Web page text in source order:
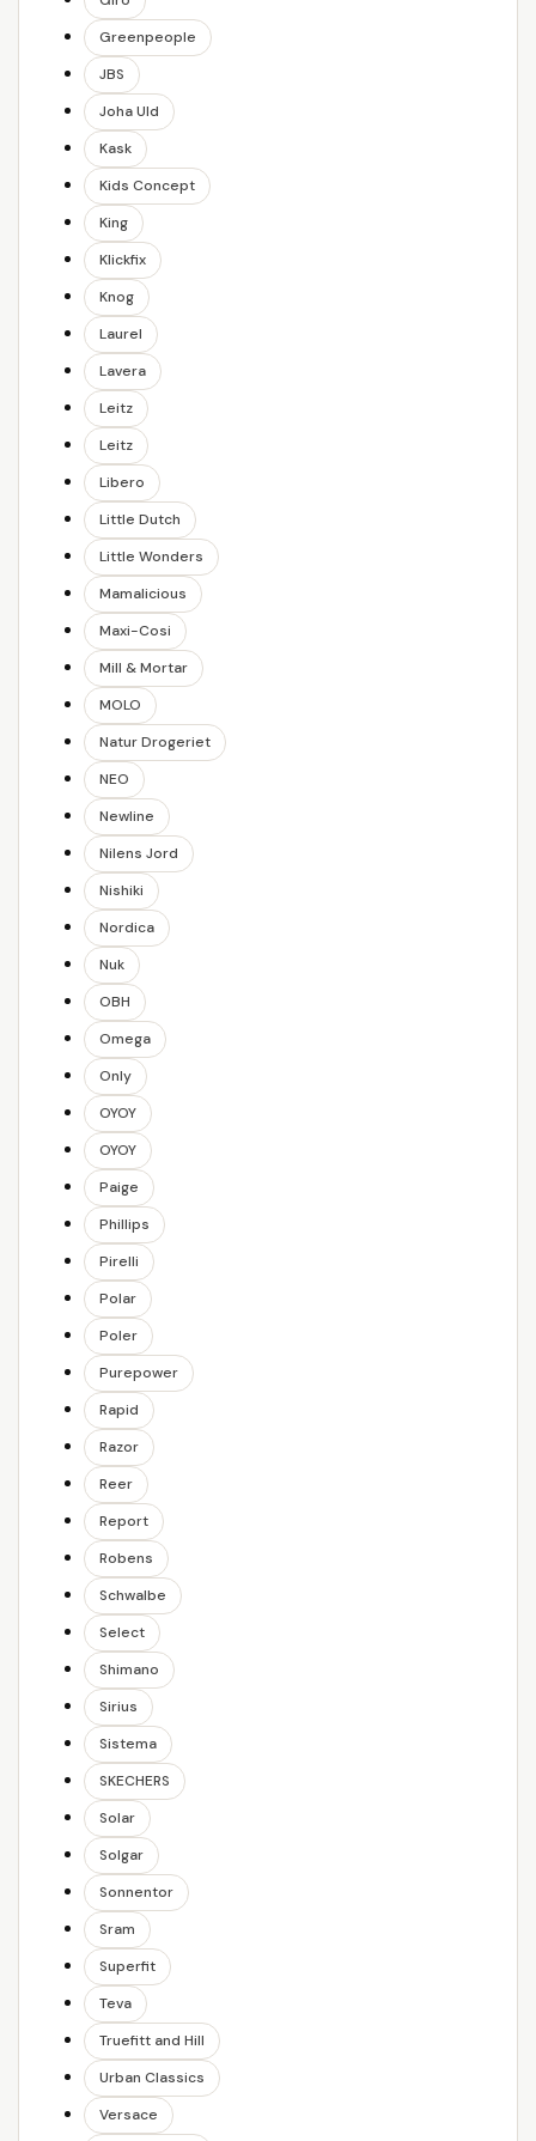
Greenpeople
JBS
Joha Uld
Kask
Kids Concept
King
Klickfix
Knog
Laurel
Lavera
Leitz
Leitz
Libero
Little Dutch
Little Wonders
Mamalicious
Maxi-Cosi
Mill & Mortar
MOLO
Natur Drogeriet
NEO
Newline
Nilens Jord
Nishiki
Nordica
Nuk
OBH
Omega
Only
OYOY
OYOY
Paige
Phillips
Pirelli
Polar
Poler
Purepower
Rapid
Razor
Reer
Report
Robens
Schwalbe
Select
Shimano
Sirius
Sistema
SKECHERS
Solar
Solgar
Sonnentor
Sram
Superfit
Teva
Truefitt and Hill
Urban Classics
Versace